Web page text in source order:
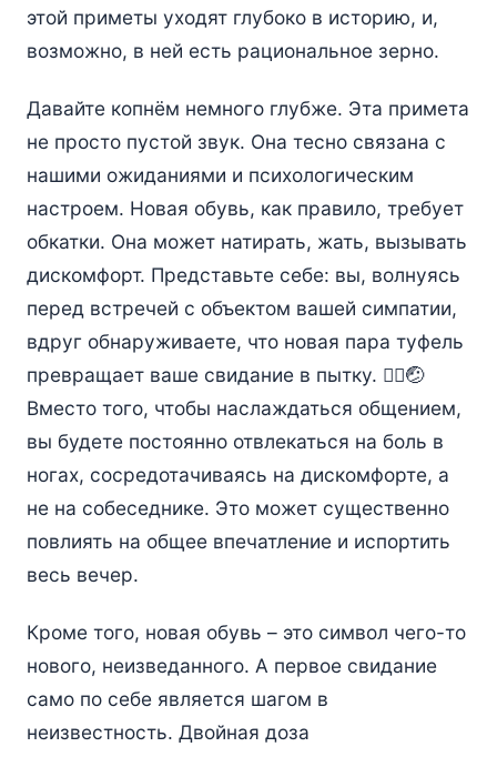
этой приметы уходят глубоко в историю, и,
возможно, в ней есть рациональное зерно.
Давайте копнём немного глубже. Эта примета
не просто пустой звук. Она тесно связана с
нашими ожиданиями и психологическим
настроем. Новая обувь, как правило, требует
обкатки. Она может натирать, жать, вызывать
дискомфорт. Представьте себе: вы, волнуясь
перед встречей с объектом вашей симпатии,
вдруг обнаруживаете, что новая пара туфель
превращает ваше свидание в пытку. 🚶‍♀️🤕
Вместо того, чтобы наслаждаться общением,
вы будете постоянно отвлекаться на боль в
ногах, сосредотачиваясь на дискомфорте, а
не на собеседнике. Это может существенно
повлиять на общее впечатление и испортить
весь вечер.
Кроме того, новая обувь – это символ чего-то
нового, неизведанного. А первое свидание
само по себе является шагом в
неизвестность. Двойная доза